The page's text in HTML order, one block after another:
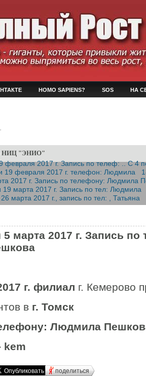
HOMO SAPIENS? SOS НА
НИЦ "ЭНИО"
февраля 2017 г. Запись по телеф: .. С 4
и 19 февраля 2017 г. телефон: Людмила
2017 г. Запись по телефону: Людмила
марта 2017 г. Запись по тел: Людмила
26 марта 2017 г., запись по тел: ,
5 марта 2017 г. Запись по
г. филиал г. Кемерово
в г. Томск
Людмила
kem
поделиться